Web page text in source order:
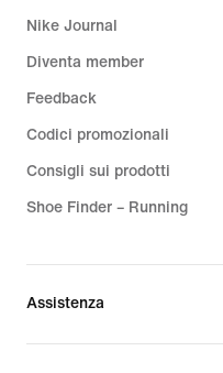
Nike Journal
Diventa member
Feedback
Codici promozionali
Consigli sui prodotti
Shoe Finder – Running
Assistenza